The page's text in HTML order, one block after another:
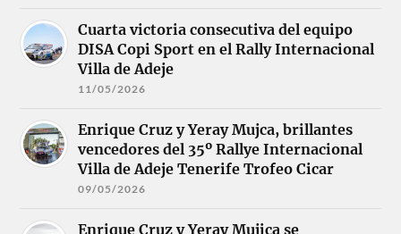
Cuarta victoria consecutiva del equipo
DISA Copi Sport en el Rally Internacional
Villa de Adeje
11/05/2026
Enrique Cruz y Yeray Mujca, brillantes
vencedores del 35º Rallye Internacional
Villa de Adeje Tenerife Trofeo Cicar
09/05/2026
Enrique Cruz y Yeray Mujica se